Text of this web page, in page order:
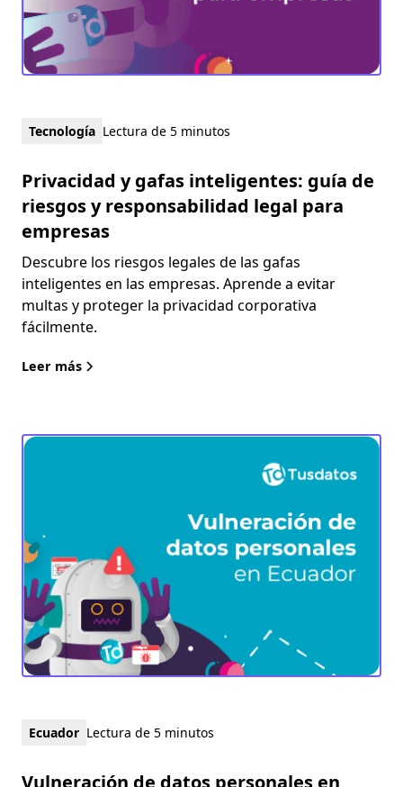
Tecnología Lectura de 5 minutos
Privacidad y gafas inteligentes: guía de
riesgos y responsabilidad legal para
empresas
Descubre los riesgos legales de las gafas
inteligentes en las empresas. Aprende a evitar
multas y proteger la privacidad corporativa
fácilmente.
Leer más
Ecuador Lectura de 5 minutos
Vulneración de datos personales en